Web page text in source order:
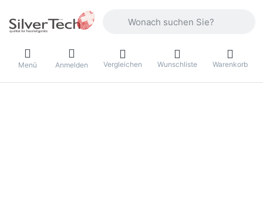
Menü Anmelden Vergleichen Wunschliste Warenkorb